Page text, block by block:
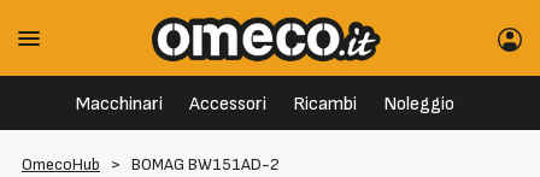
Macchinari Accessori Ricambi Noleggio
OmecoHub > BOMAG BW151AD-2